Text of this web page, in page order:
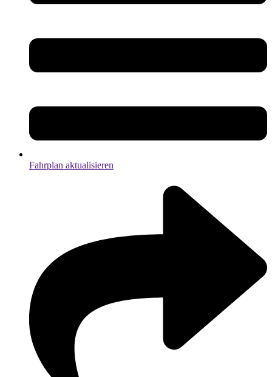
Fahrplan aktualisieren